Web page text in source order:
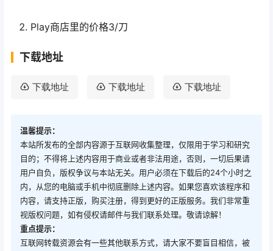
Play商店里的价格3/刀
下载地址
下载地址 下载地址 下载地址
温馨提示：
本站所发布的全部内容源于互联网收集整理，仅限用于学习和研究
目的；不得将上述内容用于商业或者非法用途，否则，一切后果请
用户自负，版权争议与本站无关。用户必须在下载后的24个小时之
内，从您的电脑或手机中彻底删除上述内容。如果您喜欢该程序和
内容，请支持正版，购买注册，得到更好的正版服务。我们非常重
视版权问题，如有侵权请邮件与我们联系处理。敬请谅解！
重点提示：
互联网转载资源会有一些其他联系方式，请大家不要盲目相信，被